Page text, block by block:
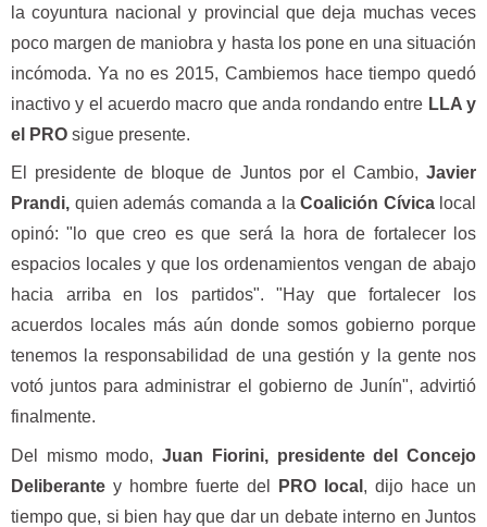
la coyuntura nacional y provincial que deja muchas veces
poco margen de maniobra y hasta los pone en una situación
incómoda. Ya no es 2015, Cambiemos hace tiempo quedó
inactivo y el acuerdo macro que anda rondando entre LLA y
el PRO sigue presente.
El presidente de bloque de Juntos por el Cambio, Javier
Prandi, quien además comanda a la Coalición Cívica local
opinó: "lo que creo es que será la hora de fortalecer los
espacios locales y que los ordenamientos vengan de abajo
hacia arriba en los partidos". "Hay que fortalecer los
acuerdos locales más aún donde somos gobierno porque
tenemos la responsabilidad de una gestión y la gente nos
votó juntos para administrar el gobierno de Junín", advirtió
finalmente.
Del mismo modo,Juan Fiorini, presidente del Concejo
Deliberante y hombre fuerte del PRO local , dijo hace un
tiempo que, si bien hay que dar un debate interno en Juntos